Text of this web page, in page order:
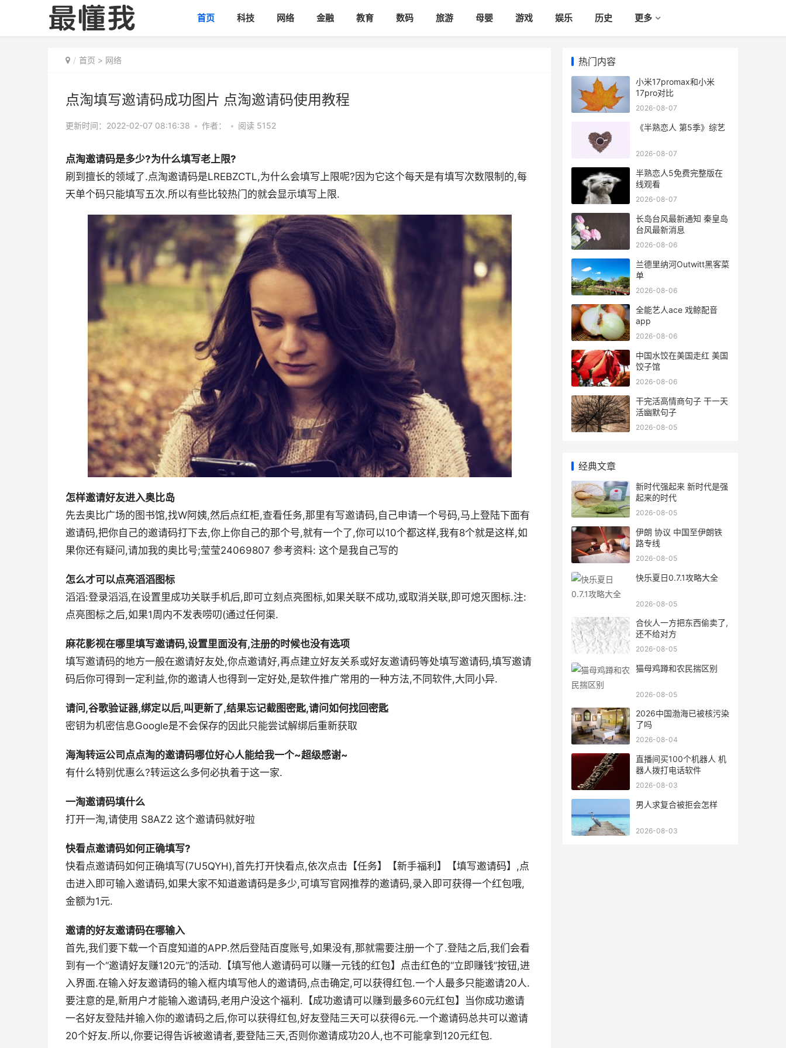
首页 科技 网络 金融 教育 数码 旅游 母婴 游戏 娱乐 历史 更多
首页 > 网络
点淘填写邀请码成功图片 点淘邀请码使用教程
更新时间：2022-02-07 08:16:38 • 作者： • 阅读 5152
点淘邀请码是多少?为什么填写老上限?
刷到擅长的领域了.点淘邀请码是LREBZCTL,为什么会填写上限呢?因为它这个每天是有填写次数限制的,每
天单个码只能填写五次.所以有些比较热门的就会显示填写上限.
怎样邀请好友进入奥比岛
先去奥比广场的图书馆,找W阿姨,然后点红柜,查看任务,那里有写邀请码,自己申请一个号码,马上登陆下面有
邀请码,把你自己的邀请码打下去,你上你自己的那个号,就有一个了,你可以10个都这样,我有8个就是这样,如
果你还有疑问,请加我的奥比号;莹莹24069807 参考资料: 这个是我自己写的
怎么才可以点亮滔滔图标
滔滔:登录滔滔,在设置里成功关联手机后,即可立刻点亮图标,如果关联不成功,或取消关联,即可熄灭图标.注:
点亮图标之后,如果1周内不发表唠叨(通过任何渠.
麻花影视在哪里填写邀请码,设置里面没有,注册的时候也没有选项
填写邀请码的地方一般在邀请好友处,你点邀请好,再点建立好友关系或好友邀请码等处填写邀请码,填写邀请
码后你可得到一定利益,你的邀请人也得到一定好处,是软件推广常用的一种方法,不同软件,大同小异.
请问,谷歌验证器,绑定以后,叫更新了,结果忘记截图密匙,请问如何找回密匙
密钥为机密信息Google是不会保存的因此只能尝试解绑后重新获取
海淘转运公司点点淘的邀请码哪位好心人能给我一个~超级感谢~
有什么特别优惠么?转运这么多何必执着于这一家.
一淘邀请码填什么
打开一淘,请使用 S8AZ2 这个邀请码就好啦
快看点邀请码如何正确填写?
快看点邀请码如何正确填写(7U5QYH),首先打开快看点,依次点击【任务】【新手福利】【填写邀请码】,点
击进入即可输入邀请码,如果大家不知道邀请码是多少,可填写官网推荐的邀请码,录入即可获得一个红包哦,
金额为1元.
邀请的好友邀请码在哪输入
首先,我们要下载一个百度知道的APP.然后登陆百度账号,如果没有,那就需要注册一个了.登陆之后,我们会看
到有一个“邀请好友赚120元”的活动.【填写他人邀请码可以赚一元钱的红包】点击红色的“立即赚钱”按钮,进
入界面.在输入好友邀请码的输入框内填写他人的邀请码,点击确定,可以获得红包.一个人最多只能邀请20人.
要注意的是,新用户才能输入邀请码,老用户没这个福利.【成功邀请可以赚到最多60元红包】当你成功邀请
一名好友登陆并输入你的邀请码之后,你可以获得红包,好友登陆三天可以获得6元.一个邀请码总共可以邀请
20个好友.所以,你要记得告诉被邀请者,要登陆三天,否则你邀请成功20人,也不可能拿到120元红包.
热门内容
小米17promax和小米
17pro对比
2026-08-07
《半熟恋人 第5季》综艺
2026-08-07
半熟恋人5免费完整版在
线观看
2026-08-07
长岛台风最新通知 秦皇岛
台风最新消息
2026-08-06
兰德里纳河Outwitt黑客菜
单
2026-08-06
全能艺人ace 戏鲸配音
app
2026-08-06
中国水饺在美国走红 美国
饺子馆
2026-08-06
干完活高情商句子 干一天
活幽默句子
2026-08-05
经典文章
新时代强起来 新时代是强
起来的时代
2026-08-05
伊朗 协议 中国至伊朗铁
路专线
2026-08-05
快乐夏日0.7.1攻略大全
2026-08-05
合伙人一方把东西偷卖了,
还不给对方
2026-08-05
猫母鸡蹲和农民揣区别
2026-08-05
2026中国渤海已被核污染
了吗
2026-08-04
直播间买100个机器人 机
器人拨打电话软件
2026-08-03
男人求复合被拒会怎样
2026-08-03